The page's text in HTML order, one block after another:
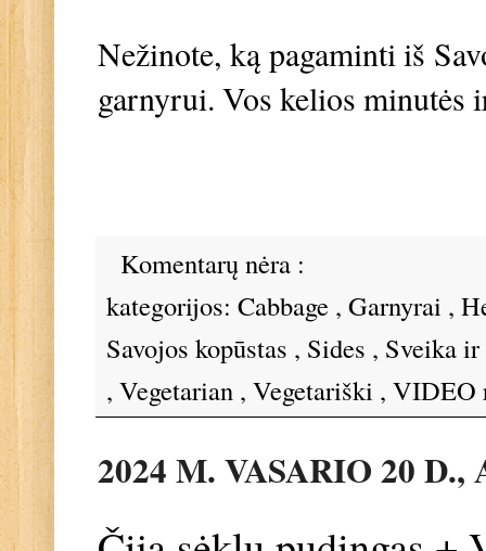
Nežinote, ką pagaminti iš
garnyrui. Vos kelios
Komentarų nėra :
kategorijos: Cabbage , Garnyrai ,
Savojos kopūstas , Sides , Sveika
, Vegetarian , Vegetariški , VIDEO
2024 M. VASARIO 20